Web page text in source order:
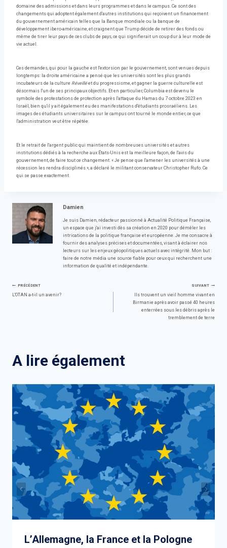
domaine des admissions et dans leurs programmes et dans le campus. Ce sont des
changements qui adoptent également d'autres institutions qui reçoivent un financement
du gouvernement américain telles que la Banque mondiale ou la banque de
développement ibero-américaine, et craignent que Trump décide de retirer des fonds ou
même de tirer leur pays de ces clubs de pays, ce qui signifierait un coup dur à leur mode de
vie actuel.
Ces demandes, qui pour la gauche est l'extorsion par le gouvernement, sont venues depuis
longtemps: la droite américaine a pensé que les universités sont les plus grands
incubateurs de la culture Réveillé et du progressisme, et gagner la guerre culturelle est
désormais l'un de ses principaux objectifs. Et en particulier, Columbia est devenu le
symbole des protestations de protection après l'attaque du Hamas du 7 octobre 2023 en
Israël, bien qu'il y ait également eu des manifestations d'étudiants prosraéliens. Les
images des étudiants universitaires sur le campus ont tourné le monde entier, ce que
l'administration veut être répétée.
Et le retrait de l'argent public qui maintient de nombreuses universités et autres
institutions dédiés à la recherche aux États-Unis est la meilleure façon, de l'avis du
gouvernement, de faire tout ce changement. « Je pense que l'amener les universités à une
récession les rendra disciplinés », a déclaré le militant conservateur Christopher Rufo. Ce
qui se passe exactement.
Damien
Je suis Damien, rédacteur passionné à Actualité Politique Française,
un espace que j'ai investi dès sa création en 2020 pour démêler les
intrications de la politique française et européenne. Je me consacre à
fournir des analyses précises et documentées, visant à éclairer nos
lecteurs sur les enjeux géopolitiques actuels avec intégrité. Mon but :
faire de notre média une source fiable pour ceux qui recherchent une
information de qualité et indépendante.
Navigation
PRÉCÉDENT
L'OTAN a-t-il un avenir?
SUIVANT
Ils trouvent un vieil homme vivant en
Birmanie après avoir passé 40 heures
enterrées sous les débris après le
tremblement de terre
A lire également
L’Allemagne, la France et la Pologne